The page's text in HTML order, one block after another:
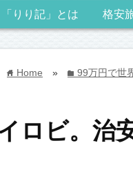
「りり記」とは 格安
home Home » folder 99万円で世
ロビ。治